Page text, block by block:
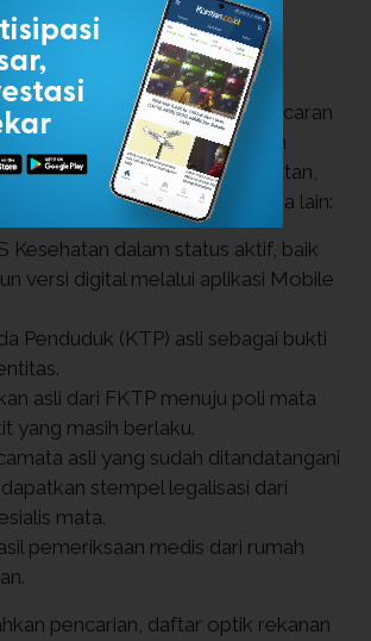
dan Kelengkapan
sangat menentukan kelancaran
digital saat peserta melakukan
Bersumber dari BPJS Kesehatan,
yang wajib disiapkan antara lain:
Kesehatan dalam status aktif, baik
versi digital melalui aplikasi Mobile
Penduduk (KTP) asli sebagai bukti
asli dari FKTP menuju poli mata
yang masih berlaku.
asli yang sudah ditandatangani
stempel legalisasi dari
mata.
pemeriksaan medis dari rumah
pencarian, daftar optik rekanan